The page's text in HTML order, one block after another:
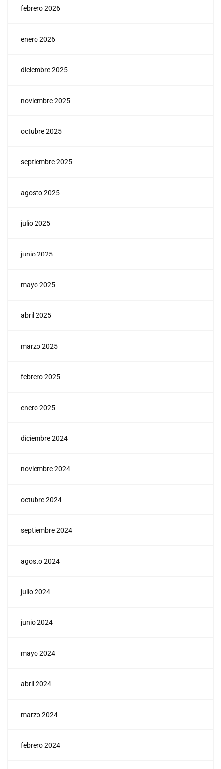
febrero 2026
enero 2026
diciembre 2025
noviembre 2025
octubre 2025
septiembre 2025
agosto 2025
julio 2025
junio 2025
mayo 2025
abril 2025
marzo 2025
febrero 2025
enero 2025
diciembre 2024
noviembre 2024
octubre 2024
septiembre 2024
agosto 2024
julio 2024
junio 2024
mayo 2024
abril 2024
marzo 2024
febrero 2024